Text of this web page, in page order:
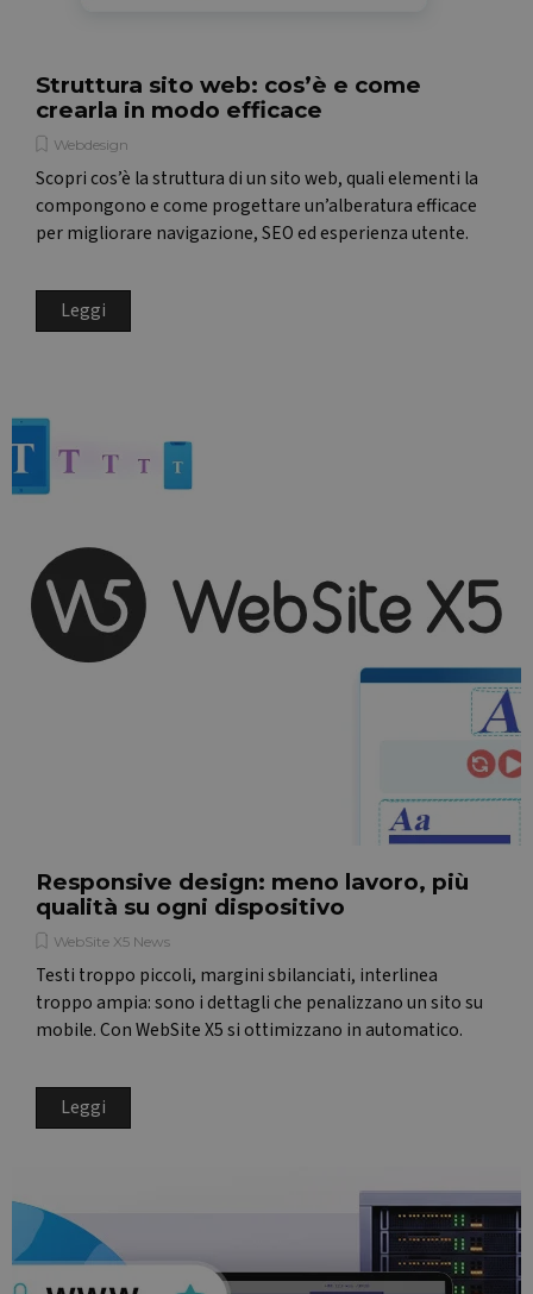
Struttura sito web: cos’è e come
crearla in modo efficace
Webdesign
Scopri cos’è la struttura di un sito web, quali elementi la
compongono e come progettare un’alberatura efficace
per migliorare navigazione, SEO ed esperienza utente.
Leggi
Responsive design: meno lavoro, più
qualità su ogni dispositivo
WebSite X5 News
Testi troppo piccoli, margini sbilanciati, interlinea
troppo ampia: sono i dettagli che penalizzano un sito su
mobile. Con WebSite X5 si ottimizzano in automatico.
Leggi